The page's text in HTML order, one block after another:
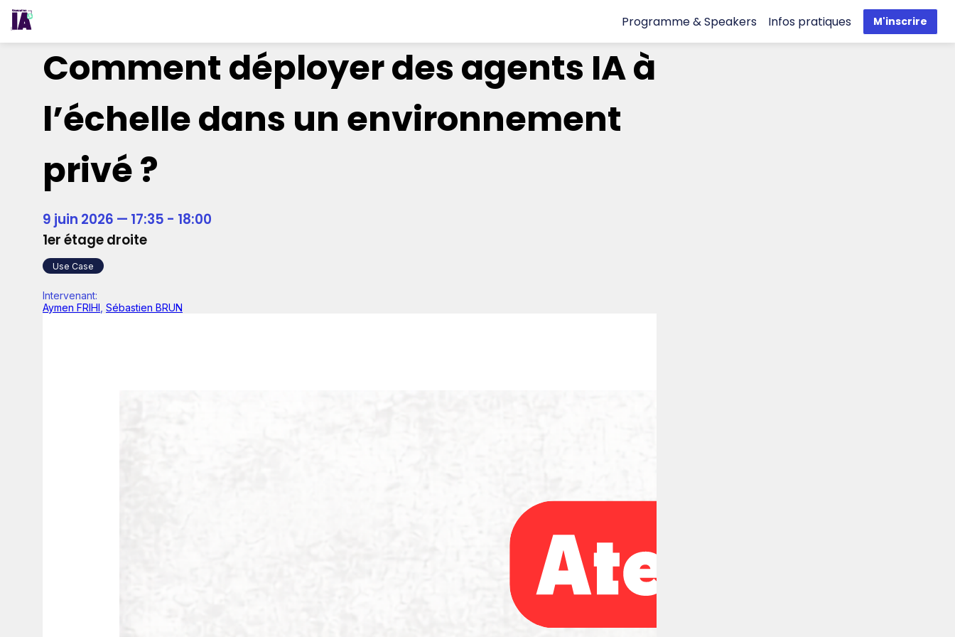
Programme & Speakers Infos pratiques M'inscrire
Comment déployer des agents IA à
l’échelle dans un environnement
privé ?
9 juin 2026 — 17:35 - 18:00
1er étage droite
Use Case
Intervenant:
Aymen FRIHI Sébastien BRUN